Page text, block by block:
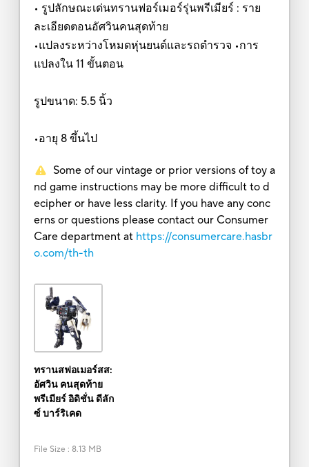
• รูปลักษณะเด่นทรานฟอร์เมอร์รุ่นพรีเมียร์ : ราย
ละเอียดตอนอัศวินคนสุดท้าย
•แปลงระหว่างโหมดหุ่นยนต์และรถตำรวจ •การ
แปลงใน 11 ขั้นตอน
รูปขนาด: 5.5 นิ้ว
•อายุ 8 ขึ้นไป
Some of our vintage or prior versions of toy a
nd game instructions may be more difficult to d
ecipher or have less clarity. If you have any conc
erns or questions please contact our Consumer
Care department at https://consumercare.hasbr
o.com/th-th
ทรานสฟอเมอร์สส:
อัศวิน คนสุดท้าย
พรีเมียร์ อิดิชั่น ดีลัก
ซ์ บาร์ริเคด
File Size : 8.13 MB